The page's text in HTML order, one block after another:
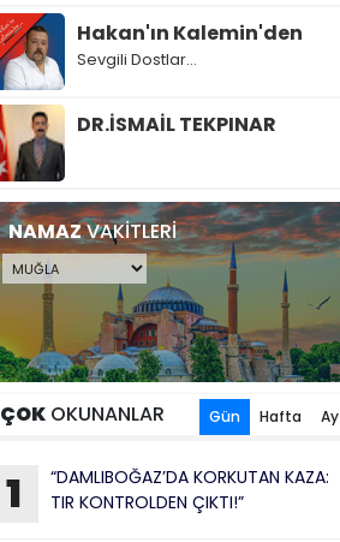
Hakan'ın Kalemin'den
Sevgili Dostlar...
DR.İSMAİL TEKPINAR
NAMAZVAKİTLERİ
ÇOK OKUNANLAR Gün Hafta Ay
1
“DAMLIBOĞAZ’DA KORKUTAN KAZA:
TIR KONTROLDEN ÇIKTI!”